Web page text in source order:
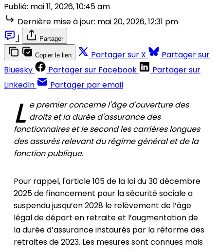
Publié: mai 11, 2026, 10:45 am
Dernière mise à jour: mai 20, 2026, 12:31 pm
|
Partager
Copier le lien Partager sur X
Partager sur
Bluesky
Partager sur Facebook
Partager sur
LinkedIn
Partager par email
L e premier concerne l'âge d'ouverture des
droits et la durée d'assurance des
fonctionnaires et le second les carrières longues
des assurés relevant du régime général et de la
fonction publique.
Pour rappel, l'article 105 de la loidu 30 décembre
2025 de financement pour la sécurité sociale a
suspendu jusqu’en 2028 le relèvement de l’âge
légal de départ en retraite et l’augmentation de
la durée d’assurance instaurés par la réforme des
retraites de 2023. Les mesures sont connues mais